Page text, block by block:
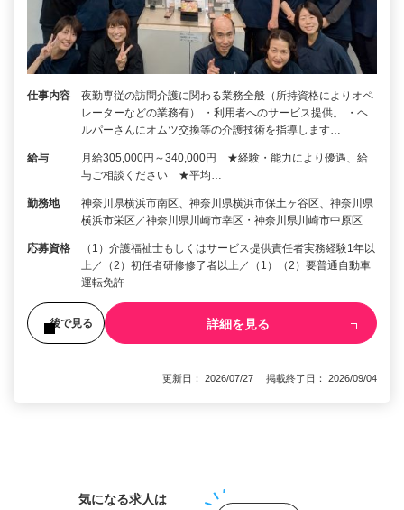
仕事内容
夜勤専従の訪問介護に関わる業務全般（所持資格によりオペ
レーターなどの業務有） ・利用者へのサービス提供。 ・ヘ
ルパーさんにオムツ交換等の介護技術を指導します…
給与
月給305,000円～340,000円 ★経験・能力により優遇、給
与ご相談ください ★平均…
勤務地
神奈川県横浜市南区、神奈川県横浜市保土ヶ谷区、神奈川県
横浜市栄区／神奈川県川崎市幸区・神奈川県川崎市中原区
応募資格
（1）介護福祉士もしくはサービス提供責任者実務経験1年以
上／（2）初任者研修修了者以上／（1）（2）要普通自動車
運転免許
後で見る 詳細を見る
更新日： 2026/07/27 掲載終了日： 2026/09/04
気になる求人は